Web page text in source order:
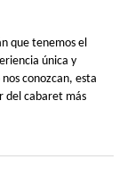
que tenemos el
única y
conozcan, esta
del cabaret más